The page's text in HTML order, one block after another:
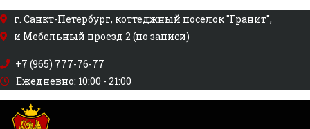
Перейти
к
г. Санкт-Петербург, коттеджный поселок "Гранит",
и Мебельный проезд 2 (по записи)
+7 (965) 777-76-77
Ежедневно: 10:00 - 21:00